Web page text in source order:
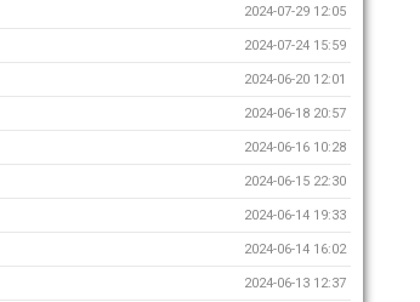
2024-07-29 12:05
2024-07-24 15:59
2024-06-20 12:01
2024-06-18 20:57
2024-06-16 10:28
2024-06-15 22:30
2024-06-14 19:33
2024-06-14 16:02
2024-06-13 12:37